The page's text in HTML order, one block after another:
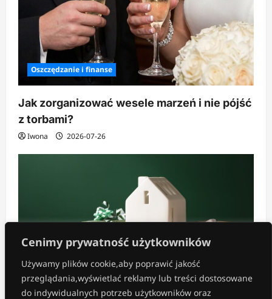
Cenimy prywatność użytkowników
Używamy plików cookie,aby poprawić jakość
przeglądania,wyświetlać reklamy lub treści dostosowane
do indywidualnych potrzeb użytkowników oraz
Oszczędzanie i finanse
Jak zorganizować wesele marzeń i nie pójść
z torbami?
Iwona 2026-07-26
Inne